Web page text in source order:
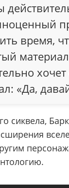
время,
«Да,
сиквела,